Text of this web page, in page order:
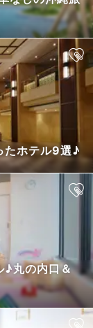
たホテル9選♪
♪丸の内口＆